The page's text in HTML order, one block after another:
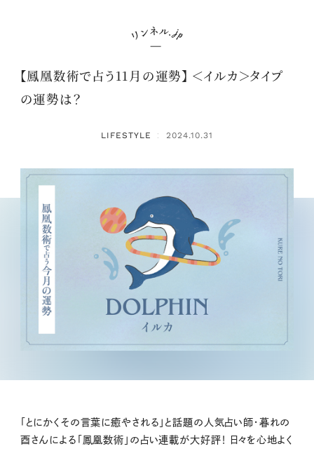
【鳳凰数術で占う11月の運勢】 ＜イルカ＞タイプ
の運勢は？
LIFESTYLE ： 2024.10.31
「とにかくその言葉に癒やされる」と話題の人気占い師・暮れの
酉さんによる「鳳凰数術」の占い連載が大好評！ 日々を心地よく